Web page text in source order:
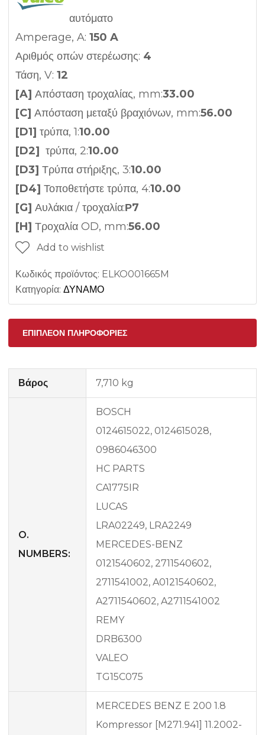
αυτόματο
Amperage, A: 150 A
Αριθμός οπών στερέωσης: 4
Τάση, V: 12
[A] Απόσταση τροχαλίας, mm:33.00
[C] Απόσταση μεταξύ βραχιόνων, mm:56.00
[D1] τρύπα, 1:10.00
[D2] τρύπα, 2:10.00
[D3] Τρύπα στήριξης, 3:10.00
[D4] Τοποθετήστε τρύπα, 4:10.00
[G] Αυλάκια / τροχαλία:Ρ7
[H] Τροχαλία OD, mm:56.00
Add to wishlist
Κωδικός προϊόντος: ELKO001665M
Κατηγορία: ΔΥΝΑΜΟ
ΕΠΙΠΛΈΟΝ ΠΛΗΡΟΦΟΡΊΕΣ
Βάρος 7,710 kg
O.
NUMBERS:
BOSCH
0124615022, 0124615028,
0986046300
HC PARTS
CA1775IR
LUCAS
LRA02249, LRA2249
MERCEDES-BENZ
0121540602, 2711540602,
2711541002, A0121540602,
A2711540602, A2711541002
REMY
DRB6300
VALEO
TG15C075
MERCEDES BENZ E 200 1.8
Kompressor [M271.941] 11.2002-